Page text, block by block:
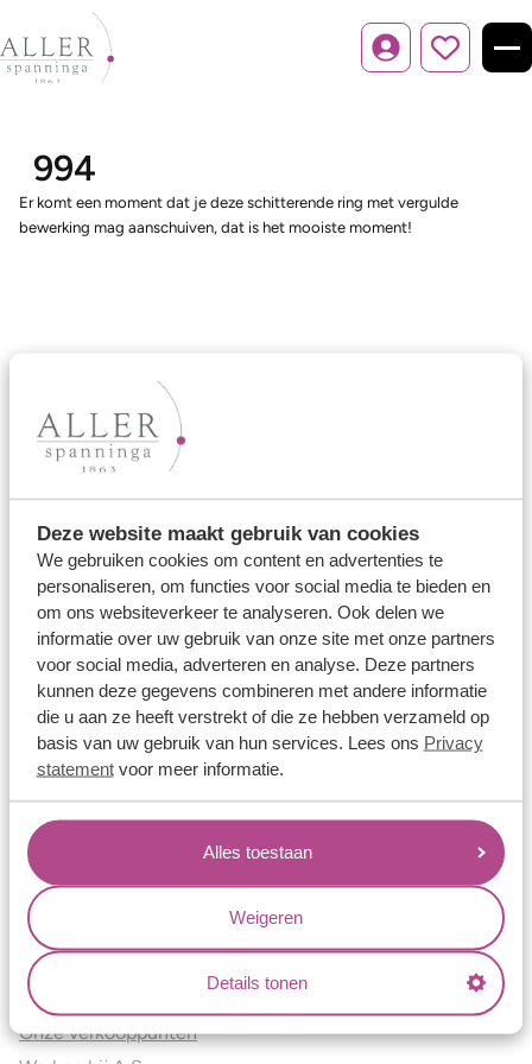
Deze website maakt gebruik van cookies
We gebruiken cookies om content en advertenties te
personaliseren, om functies voor social media te bieden en
om ons websiteverkeer te analyseren. Ook delen we
informatie over uw gebruik van onze site met onze partners
voor social media, adverteren en analyse. Deze partners
kunnen deze gegevens combineren met andere informatie
die u aan ze heeft verstrekt of die ze hebben verzameld op
basis van uw gebruik van hun services. Lees ons Privacy
statementvoor meer informatie.
Alles toestaan
Weigeren
Details tonen
Inloggen
994
Er komt een moment dat je deze schitterende ring met vergulde
bewerking mag aanschuiven, dat is het mooiste moment!
Ons aanbod
Trouwringen
Memoireringen
Verlovingsringen
Vriendschapsringen
Over ons
Aller Spanninga
Historie
Certificaten
Blogs
Jouw voordelen
Conflictvrije Materialen
Oneindig veel mogelijkheden
Kwaliteit
Juweliers & Contact
Onze verkooppunten